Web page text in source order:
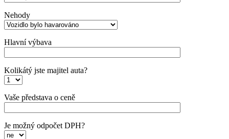
Nehody
Hlavní výbava
Kolikátý jste majitel auta?
Vaše představa o ceně
Je možný odpočet DPH?